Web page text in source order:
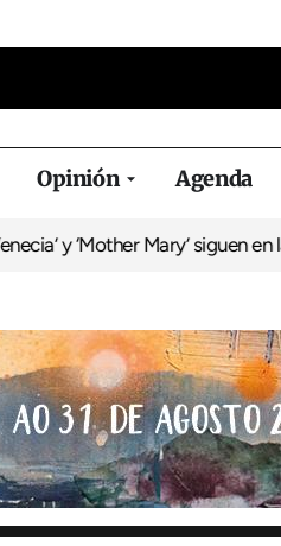
Opinión Agenda
Mary’ siguen en la cartelera